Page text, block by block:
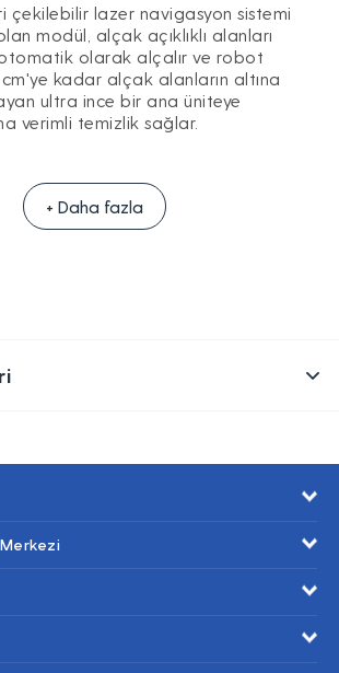
çekilebilir lazer navigasyon sistemi
modül, alçak açıklıklı alanları
otomatik olarak alçalır ve robot
kadar alçak alanların altına
ultra ince bir ana üniteye
verimli temizlik sağlar.
+ Daha fazla